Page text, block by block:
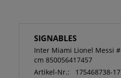
SIGNABLES
Inter Miami Lionel Messi
cm 850056417457
Artikel-Nr.:
175468738-